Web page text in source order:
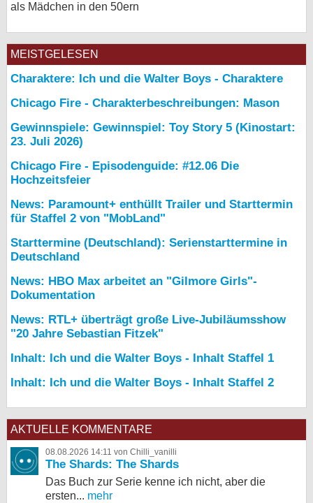
als Mädchen in den 50ern
MEISTGELESEN
Charaktere: Ich und die Walter Boys - Charaktere
Chicago Fire - Charakterbeschreibungen: Mason
Gewinnspiele: Gewinnspiel: Toy Story 5 (Kinostart:
23. Juli 2026)
Chicago Fire - Episodenguide: #12.06 Die
Hochzeitsfeier
News: Paramount+ enthüllt Trailer und Starttermin
für Staffel 2 von "MobLand"
Starttermine (Deutschland): Serienstarttermine in
Deutschland
News: HBO Max arbeitet an "Gilmore Girls"-
Dokumentation
News: RTL+ überträgt große Live-Jubiläumsshow
"20 Jahre Sebastian Fitzek"
Inhalt: Ich und die Walter Boys - Inhalt Staffel 1
Inhalt: Ich und die Walter Boys - Inhalt Staffel 2
AKTUELLE KOMMENTARE
08.08.2026 14:11 von Chilli_vanilli
The Shards: The Shards
Das Buch zur Serie kenne ich nicht, aber die
ersten... mehr